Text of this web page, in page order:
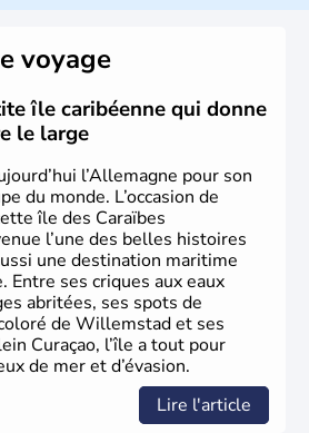
d'une grande autonomie. Le pays
noms qu'il a vu naître dans tous
à la politique en passant par la
Heidegger, Thomas Mann,
Hegel en font partie.
voyage
île caribéenne qui donne
le large
l’Allemagne pour son
du monde. L’occasion de
île des Caraïbes
l’une des belles histoires
une destination maritime
Entre ses criques aux eaux
abritées, ses spots de
de Willemstad et ses
Curaçao, l’île a tout pour
de mer et d’évasion.
Lire l'article